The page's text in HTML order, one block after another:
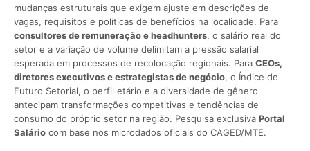
mudanças estruturais que exigem ajuste em descrições de
vagas, requisitos e políticas de benefícios na localidade. Para
consultores de remuneração e headhunters, o salário real do
setor e a variação de volume delimitam a pressão salarial
esperada em processos de recolocação regionais. Para CEOs,
diretores executivos e estrategistas de negócio, o Índice de
Futuro Setorial, o perfil etário e a diversidade de gênero
antecipam transformações competitivas e tendências de
consumo do próprio setor na região. Pesquisa exclusiva Portal
Salário com base nos microdados oficiais do CAGED/MTE.